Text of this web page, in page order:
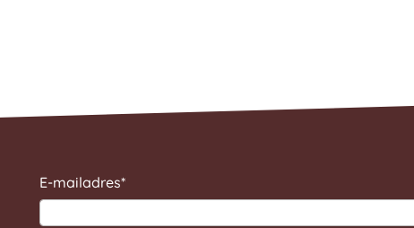
E-mailadres*